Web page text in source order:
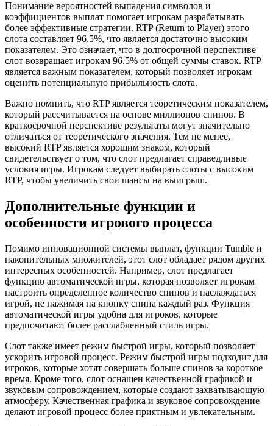
Понимание вероятностей выпадения символов и
коэффициентов выплат помогает игрокам разрабатывать
более эффективные стратегии. RTP (Return to Player) этого
слота составляет 96.5%, что является достаточно высоким
показателем. Это означает, что в долгосрочной перспективе
слот возвращает игрокам 96.5% от общей суммы ставок. RTP
является важным показателем, который позволяет игрокам
оценить потенциальную прибыльность слота.
Важно помнить, что RTP является теоретическим показателем,
который рассчитывается на основе миллионов спинов. В
краткосрочной перспективе результаты могут значительно
отличаться от теоретического значения. Тем не менее,
высокий RTP является хорошим знаком, который
свидетельствует о том, что слот предлагает справедливые
условия игры. Игрокам следует выбирать слоты с высоким
RTP, чтобы увеличить свои шансы на выигрыш.
Дополнительные функции и
особенности игрового процесса
Помимо инновационной системы выплат, функции Tumble и
накопительных множителей, этот слот обладает рядом других
интересных особенностей. Например, слот предлагает
функцию автоматической игры, которая позволяет игрокам
настроить определенное количество спинов и наслаждаться
игрой, не нажимая на кнопку спина каждый раз. Функция
автоматической игры удобна для игроков, которые
предпочитают более расслабленный стиль игры.
Слот также имеет режим быстрой игры, который позволяет
ускорить игровой процесс. Режим быстрой игры подходит для
игроков, которые хотят совершать больше спинов за короткое
время. Кроме того, слот оснащен качественной графикой и
звуковым сопровождением, которые создают захватывающую
атмосферу. Качественная графика и звуковое сопровождение
делают игровой процесс более приятным и увлекательным.